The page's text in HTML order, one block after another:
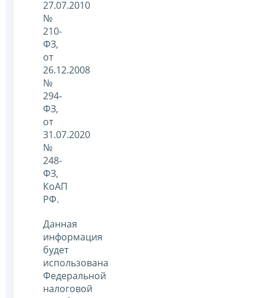
27.07.2010
№
210-
ФЗ,
от
26.12.2008
№
294-
ФЗ,
от
31.07.2020
№
248-
ФЗ,
КоАП
РФ.
Данная
информация
будет
использована
Федеральной
налоговой